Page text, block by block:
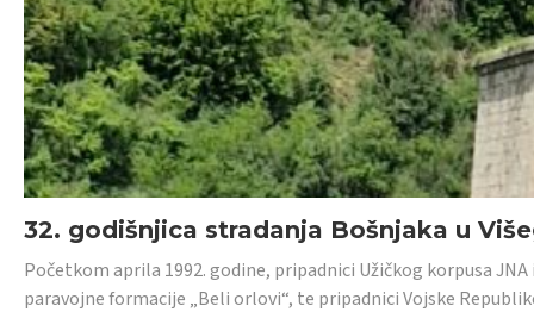
32. godišnjica stradanja Bošnjaka u
Početkom aprila 1992. godine, pripadnici Užičkog korpusa
paravojne formacije „Beli orlovi“, te pripadnici Vojske